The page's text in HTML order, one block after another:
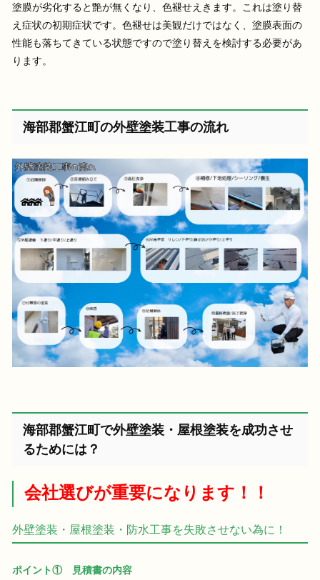
塗膜が劣化すると艶が無くなり、色褪せえきます。これは塗り替
え症状の初期症状です。色褪せは美観だけではなく、塗膜表面の
性能も落ちてきている状態ですので塗り替えを検討する必要があ
ります。
海部郡蟹江町の外壁塗装工事の流れ
海部郡蟹江町で外壁塗装・屋根塗装を成功させ
るためには？
会社選びが重要になります！！
外壁塗装・屋根塗装・防水工事を失敗させない為に！
ポイント① 見積書の内容